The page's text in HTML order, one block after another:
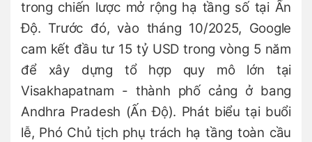
trong chiến lược mở rộng hạ tầng số tại Ấn
Độ. Trước đó, vào tháng 10/2025, Google
cam kết đầu tư 15 tỷ USD trong vòng 5 năm
để xây dựng tổ hợp quy mô lớn tại
Visakhapatnam - thành phố cảng ở bang
Andhra Pradesh (Ấn Độ). Phát biểu tại buổi
lễ, Phó Chủ tịch phụ trách hạ tầng toàn cầu